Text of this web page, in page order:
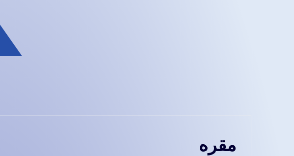
مقره